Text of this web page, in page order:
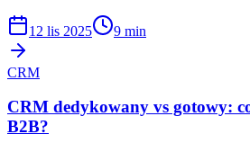
12 lis 2025 9 min
CRM
CRM dedykowany vs gotowy:
B2B?